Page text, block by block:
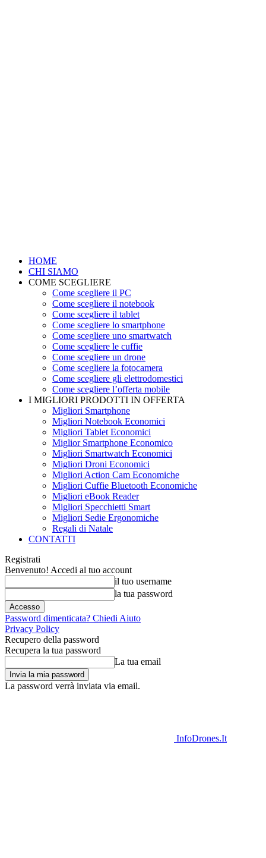
HOME
CHI SIAMO
COME SCEGLIERE
Come scegliere il PC
Come scegliere il notebook
Come scegliere il tablet
Come scegliere lo smartphone
Come scegliere uno smartwatch
Come scegliere le cuffie
Come scegliere un drone
Come scegliere la fotocamera
Come scegliere gli elettrodomestici
Come scegliere l’offerta mobile
I MIGLIORI PRODOTTI IN OFFERTA
Migliori Smartphone
Migliori Notebook Economici
Migliori Tablet Economici
Miglior Smartphone Economico
Migliori Smartwatch Economici
Migliori Droni Economici
Migliori Action Cam Economiche
Migliori Cuffie Bluetooth Economiche
Migliori eBook Reader
Migliori Specchietti Smart
Migliori Sedie Ergonomiche
Regali di Natale
CONTATTI
Registrati
Benvenuto! Accedi al tuo account
il tuo username
la tua password
Password dimenticata? Chiedi Aiuto
Privacy Policy
Recupero della password
Recupera la tua password
La tua email
La password verrà inviata via email.
InfoDrones.It